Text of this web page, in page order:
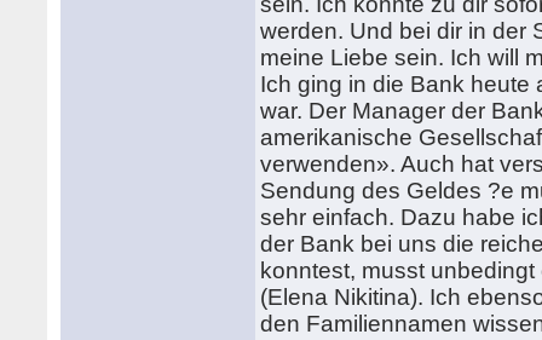
werden. Und bei dir in der
meine Liebe sein. Ich will
Ich ging in die Bank heute
war. Der Manager der
amerikanische
verwenden». Auch hat
Sendung des Geldes ?e
sehr einfach. Dazu habe
der Bank bei uns die
konntest, musst
(Elena Nikitina). Ich
den Familiennamen